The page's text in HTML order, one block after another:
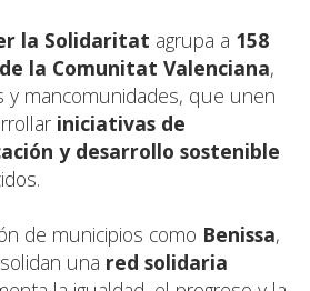
la Solidaritat agrupa a 158
la Comunitat Valenciana,
y mancomunidades, que unen
iniciativas de
y desarrollo sostenible
de municipios como Benissa,
una red solidaria